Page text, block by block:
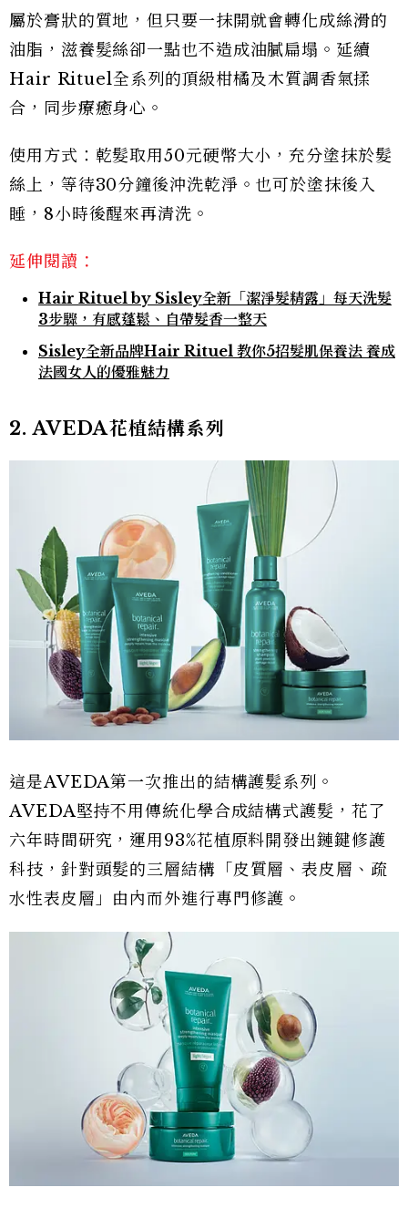
屬於膏狀的質地，但只要一抹開就會轉化成絲滑的
油脂，滋養髮絲卻一點也不造成油膩扁塌。延續
Hair Rituel全系列的頂級柑橘及木質調香氣揉
合，同步療癒身心。
使用方式：乾髮取用50元硬幣大小，充分塗抹於髮
絲上，等待30分鐘後沖洗乾淨。也可於塗抹後入
睡，8小時後醒來再清洗。
延伸閱讀：
Hair Rituel by Sisley全新「潔淨髮精露」每天洗髮
3步驟，有感蓬鬆、自帶髮香一整天
Sisley全新品牌Hair Rituel 教你5招髮肌保養法 養成
法國女人的優雅魅力
2. AVEDA花植結構系列
這是AVEDA第一次推出的結構護髮系列。
AVEDA堅持不用傳統化學合成結構式護髮，花了
六年時間研究，運用93%花植原料開發出鏈鍵修護
科技，針對頭髮的三層結構「皮質層、表皮層、疏
水性表皮層」由內而外進行專門修護。